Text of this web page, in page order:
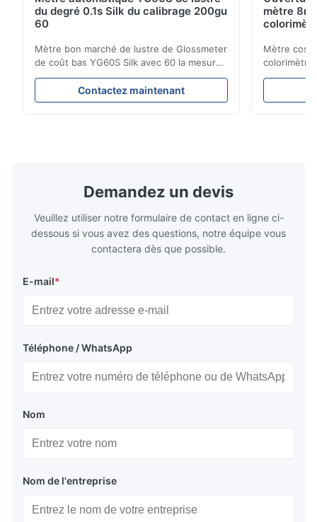
du degré 0.1s Silk du calibrage 200gu
60
Mètre bon marché de lustre de Glossmeter
de coût bas YG60S Silk avec 60 la mesure
brillante de GU du degré 200 Le mètre
économique de lustre de YG60S 60° peut
examiner le matériel avec le lustre (0-
Contactez maintenant
mètre
Mètre
colorimètre
marché de
de produit
Demandez un devis
Veuillez utiliser notre formulaire de contact en ligne ci-
dessous si vous avez des questions, notre équipe vous
contactera dès que possible.
E-mail*
Téléphone / WhatsApp
Nom
Nom de l'entreprise